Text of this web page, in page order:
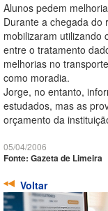
Alunos pedem
Durante a chegada do
mobilizaram utilizando
entre o tratamento
melhorias no
como moradia.
Jorge, no entanto,
estudados, mas as
orçamento da
05/04/2006
Fonte: Gazeta de Limeira
Voltar